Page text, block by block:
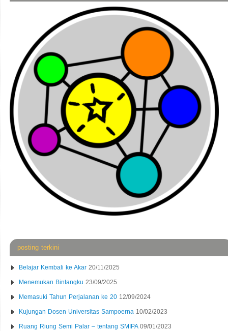
posting terkini
Belajar Kembali ke Akar 20/11/2025
Menemukan Bintangku 23/09/2025
Memasuki Tahun Perjalanan ke 20 12/09/2024
Kujungan Dosen Universitas Sampoerna 10/02/2023
Ruang Riung Semi Palar – tentang SMIPA 09/01/2023